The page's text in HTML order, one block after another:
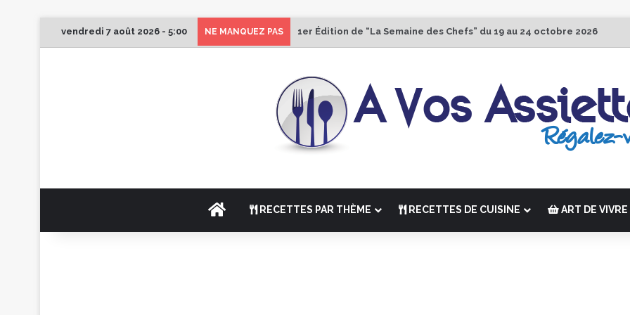
vendredi 7 août 2026 - 5:00 NE MANQUEZ PAS 1er Édition de “La Semaine des Chefs” du 19 au 24 octobre 2026
ACCUEILRECETTES PAR THÈME RECETTES DE CUISINE ART DE VIVRE